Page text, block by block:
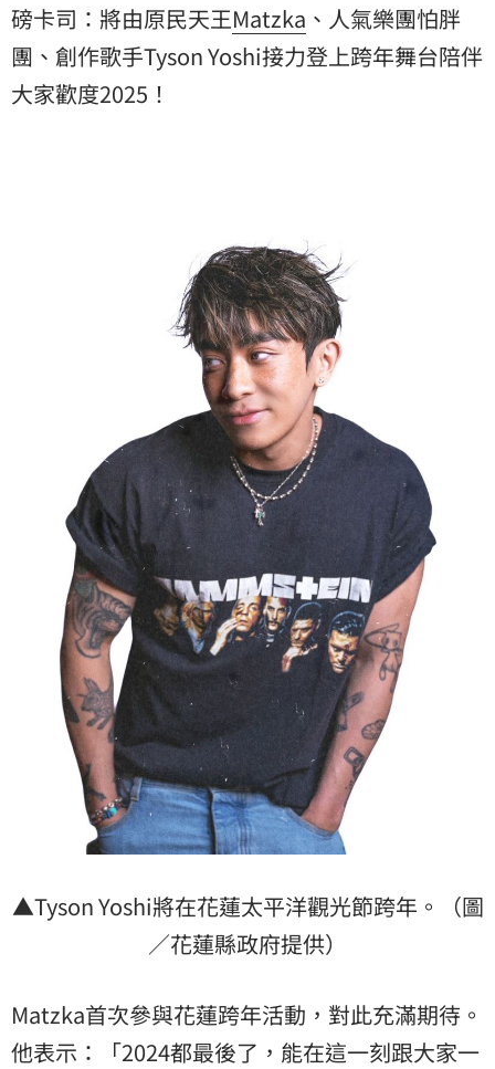
磅卡司：將由原民天王Matzka 、人氣樂團怕胖
團、創作歌手Tyson Yoshi接力登上跨年舞台陪伴
大家歡度2025！
▲Tyson Yoshi將在花蓮太平洋觀光節跨年。（圖
／花蓮縣政府提供）
Matzka首次參與花蓮跨年活動，對此充滿期待。
他表示：「2024都最後了，能在這一刻跟大家一